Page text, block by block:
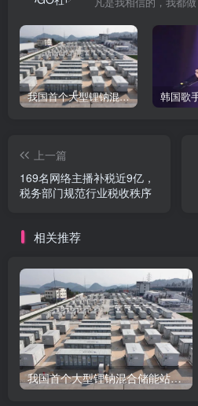
我国首个大型锂钠混合储能站投产，开启储能新时代
上一篇
169名网络主播补税近9亿，
税务部门规范行业税收秩序
相关推荐
我国首个大型锂钠混合储能站投产，开启储能新时代